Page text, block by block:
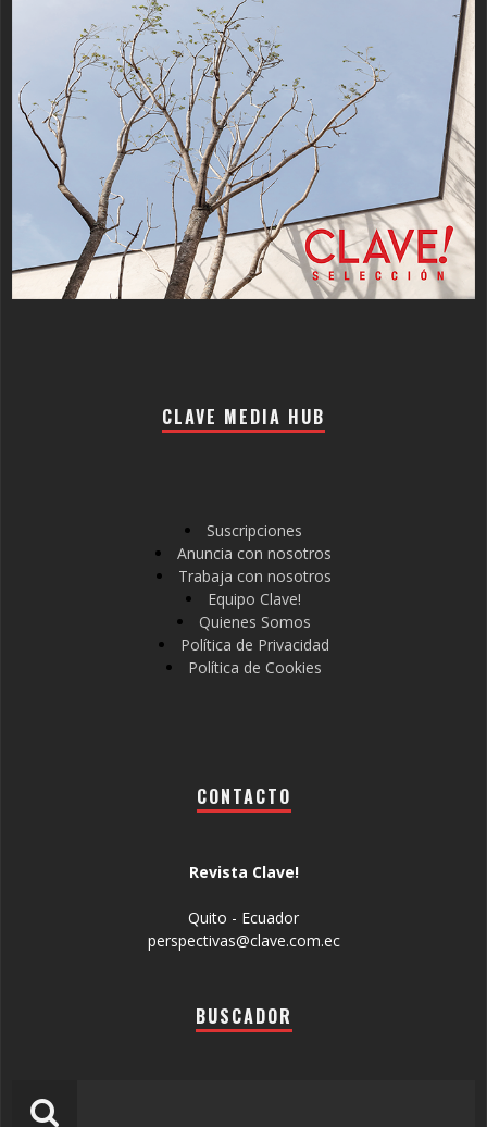
CLAVE MEDIA HUB
Suscripciones
Anuncia con nosotros
Trabaja con nosotros
Equipo Clave!
Quienes Somos
Política de Privacidad
Política de Cookies
CONTACTO
Revista Clave!
Quito - Ecuador
perspectivas@clave.com.ec
BUSCADOR